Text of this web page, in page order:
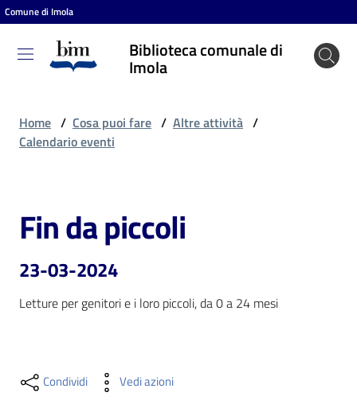
Vai al contenuto
Vai alla navigazione
Vai al footer
Comune di Imola
Biblioteca comunale di
Imola
Biblioteca
comunale
Cosa
puoi
fare
contenuti
Home / Cosa puoi fare / Altre attività /
Calendario eventi
Salta al contenuto
Fin da piccoli
23-03-2024
Letture per genitori e i loro piccoli, da 0 a 24 mesi
Condividi Vedi azioni